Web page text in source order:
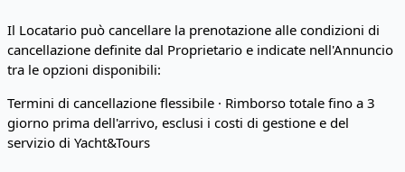
Il Locatario può cancellare la prenotazione alle condizioni di
cancellazione definite dal Proprietario e indicate nell'Annuncio
tra le opzioni disponibili:
Termini di cancellazione flessibile · Rimborso totale fino a 3
giorno prima dell'arrivo, esclusi i costi di gestione e del
servizio di Yacht&Tours